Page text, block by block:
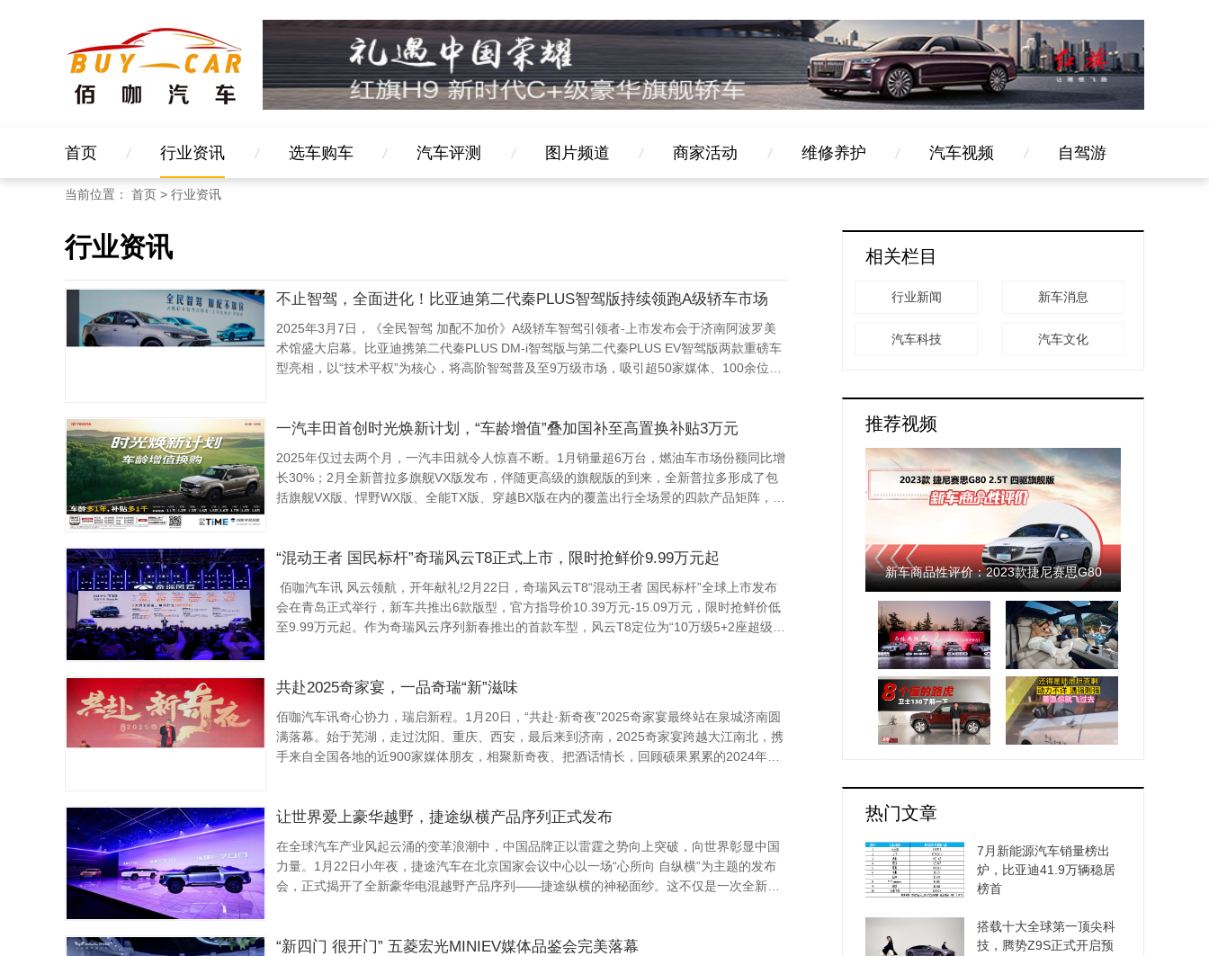
首页 行业资讯 选车购车 汽车评测 图片频道 商家活动 维修养护 汽车视频 自驾游
当前位置： 首页 > 行业资讯
行业资讯
不止智驾，全面进化！比亚迪第二代秦PLUS智驾版持续领跑A级轿车市场
2025年3月7日，《全民智驾 加配不加价》A级轿车智驾引领者-上市发布会于济南阿波罗美
术馆盛大启幕。比亚迪携第二代秦PLUS DM-i智驾版与第二代秦PLUS EV智驾版两款重磅车
型亮相，以“技术平权”为核心，将高阶智驾普及至9万级市场，吸引超50家媒体、100余位嘉
一汽丰田首创时光焕新计划，“车龄增值”叠加国补至高置换补贴3万元
2025年仅过去两个月，一汽丰田就令人惊喜不断。1月销量超6万台，燃油车市场份额同比增
长30%；2月全新普拉多旗舰VX版发布，伴随更高级的旗舰版的到来，全新普拉多形成了包
括旗舰VX版、悍野WX版、全能TX版、穿越BX版在内的覆盖出行全场景的四款产品矩阵，无
“混动王者 国民标杆”奇瑞风云T8正式上市，限时抢鲜价9.99万元起
佰咖汽车讯 风云领航，开年献礼!2月22日，奇瑞风云T8“混动王者 国民标杆”全球上市发布
会在青岛正式举行，新车共推出6款版型，官方指导价10.39万元-15.09万元，限时抢鲜价低
至9.99万元起。作为奇瑞风云序列新春推出的首款车型，风云T8定位为“10万级5+2座超级电
共赴2025奇家宴，一品奇瑞“新”滋味
佰咖汽车讯奇心协力，瑞启新程。1月20日，“共赴·新奇夜”2025奇家宴最终站在泉城济南圆
满落幕。始于芜湖，走过沈阳、重庆、西安，最后来到济南，2025奇家宴跨越大江南北，携
手来自全国各地的近900家媒体朋友，相聚新奇夜、把酒话情长，回顾硕果累累的2024年、
让世界爱上豪华越野，捷途纵横产品序列正式发布
在全球汽车产业风起云涌的变革浪潮中，中国品牌正以雷霆之势向上突破，向世界彰显中国
力量。1月22日小年夜，捷途汽车在北京国家会议中心以一场“心所向 自纵横”为主题的发布
会，正式揭开了全新豪华电混越野产品序列——捷途纵横的神秘面纱。这不仅是一次全新产
“新四门 很开门” 五菱宏光MINIEV媒体品鉴会完美落幕
相关栏目
行业新闻 新车消息
汽车科技 汽车文化
推荐视频
新车商品性评价：2023款捷尼赛思G80
热门文章
7月新能源汽车销量榜出
炉，比亚迪41.9万辆稳居
榜首
搭载十大全球第一顶尖科
技，腾势Z9S正式开启预